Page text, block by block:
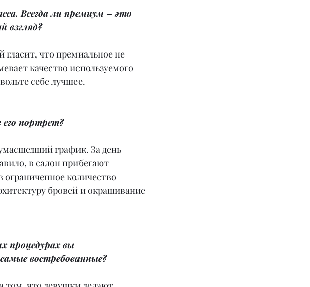
Всегда ли премиум – это
взгляд?
что премиальное не
качество используемого
себе лучшее.
портрет?
график. За день
в салон прибегают
количество
бровей и окрашивание
процедурах вы
востребованные?